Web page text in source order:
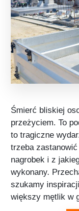
Śmierć bliskiej
przeżyciem. To
to tragiczne
trzeba
nagrobek i z
wykonany.
szukamy
większy mętlik w